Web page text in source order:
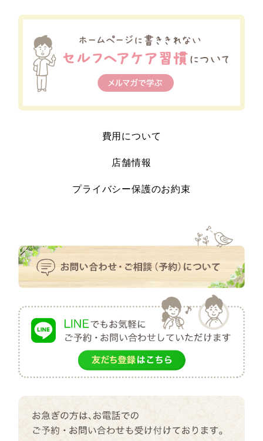
費用について
店舗情報
プライバシー保護のお約束